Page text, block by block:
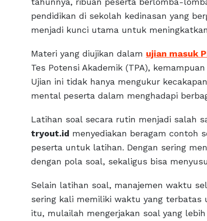
pendidikan di sekolah kedinasan yang
menjadi kunci utama untuk
Materi yang diujikan dalam ujian masuk
Tes Potensi Akademik (TPA),
Ujian ini tidak hanya mengukur
mental peserta dalam menghadapi
Latihan soal secara rutin menjadi salah
tryout.id menyediakan beragam contoh
peserta untuk latihan. Dengan sering
dengan pola soal, sekaligus bisa
Selain latihan soal, manajemen waktu
sering kali memiliki waktu yang terbatas
itu, mulailah mengerjakan soal yang